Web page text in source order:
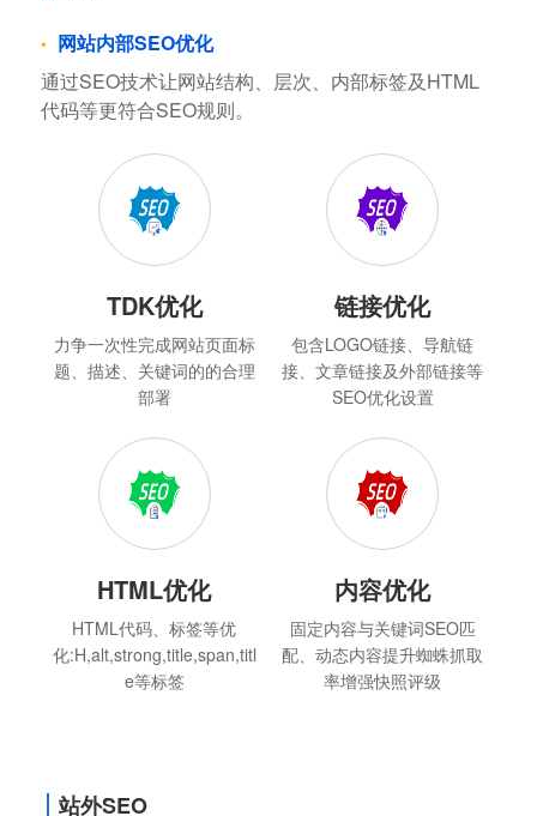
网站内部SEO优化
通过SEO技术让网站结构、层次、内部标签及HTML
代码等更符合SEO规则。
TDK优化
力争一次性完成网站页面标
题、描述、关键词的的合理
部署
链接优化
包含LOGO链接、导航链
接、文章链接及外部链接等
SEO优化设置
HTML优化
HTML代码、标签等优
化:H,alt,strong,title,span,titl
e等标签
内容优化
固定内容与关键词SEO匹
配、动态内容提升蜘蛛抓取
率增强快照评级
站外SEO